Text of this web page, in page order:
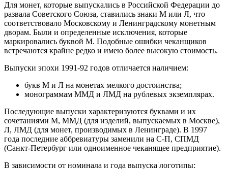
Для монет, которые выпускались в Российской Федерации до
развала Советского Союза, ставились знаки М или Л, что
соответствовало Московскому и Ленинградскому монетным
дворам. Были и определенные исключения, которые
маркировались буквой М. Подобные ошибки чеканщиков
встречаются крайне редко и имею более высокую стоимость.
Выпуски эпохи 1991-92 годов отличается наличием:
букв М и Л на монетах мелкого достоинства;
монограммам ММД и ЛМД на рублевых экземплярах.
Последующие выпуски характеризуются буквами и их
сочетаниями М, ММД (для изделий, выпускаемых в Москве),
Л, ЛМД (для монет, производимых в Ленинграде). В 1997
года последние аббревиатуры заменили на С-П, СПМД
(Санкт-Петербург или одноименное чеканящее предприятие).
В зависимости от номинала и года выпуска логотипы: